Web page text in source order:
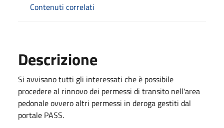
Contenuti correlati
Descrizione
Si avvisano tutti gli interessati che è possibile
procedere al rinnovo dei permessi di transito nell'area
pedonale ovvero altri permessi in deroga gestiti dal
portale PASS.